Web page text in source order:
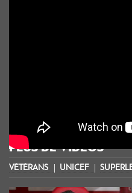
PLUS DE VIDÉOS
VÉTÉRANS UNICEF